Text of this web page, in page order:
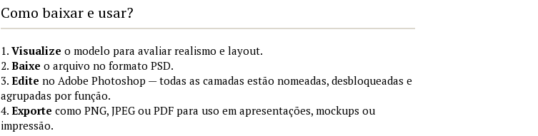
Como baixar e usar?
1. Visualize o modelo para avaliar realismo e layout.
2. Baixe o arquivo no formato PSD.
3. Edite no Adobe Photoshop — todas as camadas estão nomeadas, desbloqueadas e
agrupadas por função.
4. Exporte como PNG, JPEG ou PDF para uso em apresentações, mockups ou
impressão.